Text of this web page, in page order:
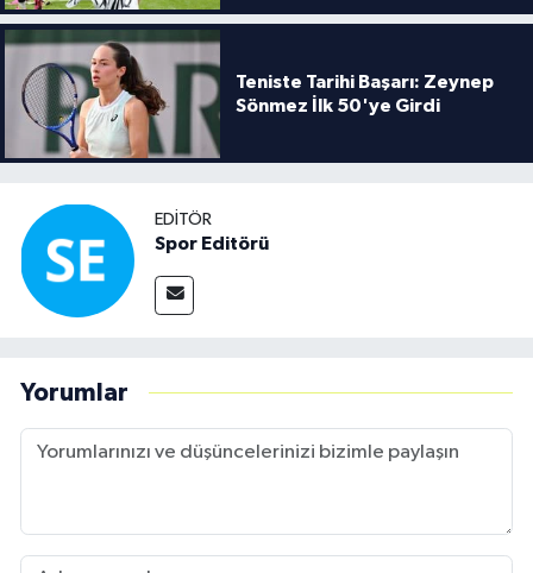
Teniste Tarihi Başarı: Zeynep
Sönmez İlk 50'ye Girdi
EDITÖR
Spor Editörü
Yorumlar